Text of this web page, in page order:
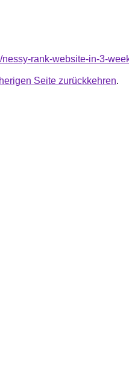
nessy-rank-website-in-3-
Seite zurückkehren.